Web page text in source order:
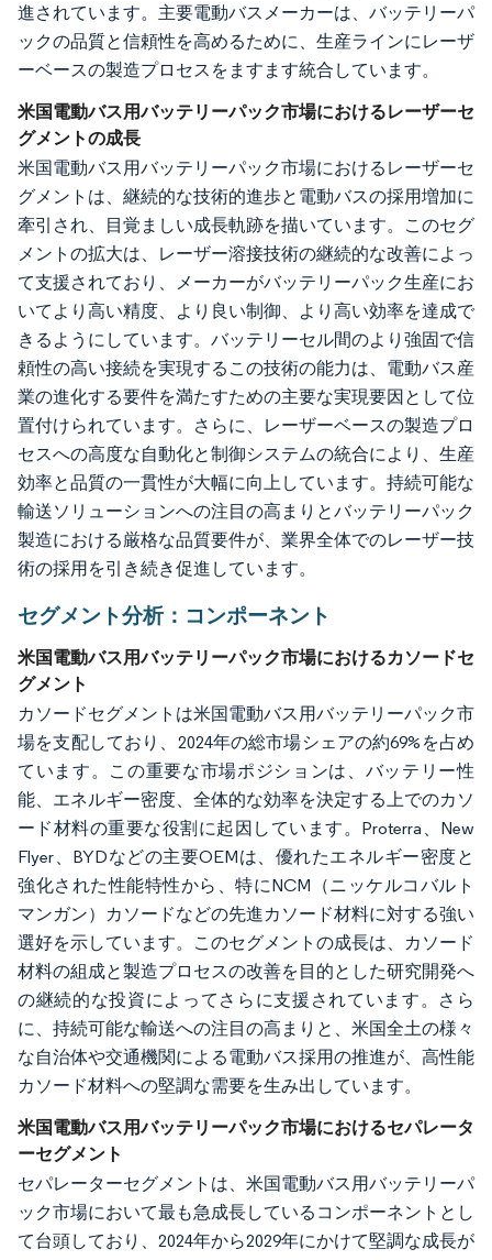
進されています。主要電動バスメーカーは、バッテリーパ
ックの品質と信頼性を高めるために、生産ラインにレーザ
ーベースの製造プロセスをますます統合しています。
米国電動バス用バッテリーパック市場におけるレーザーセ
グメントの成長
米国電動バス用バッテリーパック市場におけるレーザーセ
グメントは、継続的な技術的進歩と電動バスの採用増加に
牽引され、目覚ましい成長軌跡を描いています。このセグ
メントの拡大は、レーザー溶接技術の継続的な改善によっ
て支援されており、メーカーがバッテリーパック生産にお
いてより高い精度、より良い制御、より高い効率を達成で
きるようにしています。バッテリーセル間のより強固で信
頼性の高い接続を実現するこの技術の能力は、電動バス産
業の進化する要件を満たすための主要な実現要因として位
置付けられています。さらに、レーザーベースの製造プロ
セスへの高度な自動化と制御システムの統合により、生産
効率と品質の一貫性が大幅に向上しています。持続可能な
輸送ソリューションへの注目の高まりとバッテリーパック
製造における厳格な品質要件が、業界全体でのレーザー技
術の採用を引き続き促進しています。
セグメント分析：コンポーネント
米国電動バス用バッテリーパック市場におけるカソードセ
グメント
カソードセグメントは米国電動バス用バッテリーパック市
場を支配しており、2024年の総市場シェアの約69%を占め
ています。この重要な市場ポジションは、バッテリー性
能、エネルギー密度、全体的な効率を決定する上でのカソ
ード材料の重要な役割に起因しています。Proterra、New
Flyer、BYDなどの主要OEMは、優れたエネルギー密度と
強化された性能特性から、特にNCM（ニッケルコバルト
マンガン）カソードなどの先進カソード材料に対する強い
選好を示しています。このセグメントの成長は、カソード
材料の組成と製造プロセスの改善を目的とした研究開発へ
の継続的な投資によってさらに支援されています。さら
に、持続可能な輸送への注目の高まりと、米国全土の様々
な自治体や交通機関による電動バス採用の推進が、高性能
カソード材料への堅調な需要を生み出しています。
米国電動バス用バッテリーパック市場におけるセパレータ
ーセグメント
セパレーターセグメントは、米国電動バス用バッテリーパ
ック市場において最も急成長しているコンポーネントとし
て台頭しており、2024年から2029年にかけて堅調な成長が